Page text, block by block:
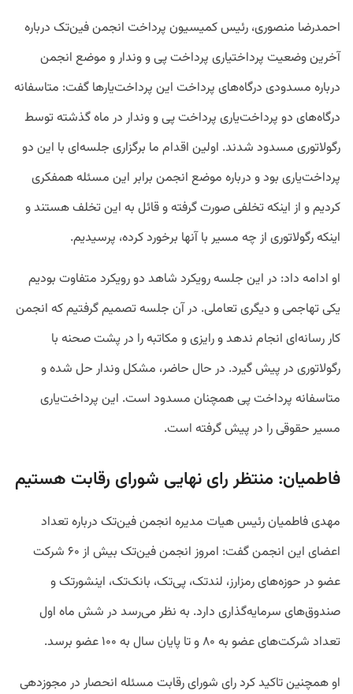
احمدرضا منصوری، رئیس کمیسیون پرداخت انجمن فین‌تک درباره
آخرین وضعیت پرداختیاری پرداخت پی و وندار و موضع انجمن
درباره مسدودی درگاه‌های پرداخت این پرداخت‌یارها گفت: متاسفانه
درگاه‌های دو پرداخت‌یاری پرداخت پی و وندار در ماه گذشته توسط
رگولاتوری مسدود شدند. اولین اقدام ما برگزاری جلسه‌ای با این دو
پرداخت‌یاری بود و درباره موضع انجمن برابر این مسئله همفکری
کردیم و از اینکه تخلفی صورت گرفته و قائل به این تخلف هستند و
اینکه رگولاتوری از چه مسیر با آنها برخورد کرده، پرسیدیم.
او ادامه داد: در این جلسه رویکرد شاهد دو رویکرد متفاوت بودیم
یکی تهاجمی و دیگری تعاملی. در آن جلسه تصمیم گرفتیم که انجمن
کار رسانه‌ای انجام ندهد و رایزی و مکاتبه را در پشت صحنه با
رگولاتوری در پیش گیرد. در حال حاضر، مشکل وندار حل شده و
متاسفانه پرداخت پی همچنان مسدود است. این پرداخت‌یاری
مسیر حقوقی را در پیش گرفته است.
فاطمیان: منتظر رای نهایی شورای رقابت هستیم
مهدی فاطمیان رئیس هیات مدیره انجمن فین‌تک درباره تعداد
اعضای این انجمن گفت: امروز انجمن فین‌تک بیش از ۶۰ شرکت
عضو در حوزه‌های رمزارز، لندتک، پی‌تک، بانک‌تک، اینشورتک و
صندوق‌های سرمایه‌گذاری دارد. به نظر می‌رسد در شش ماه اول
تعداد شرکت‌های عضو به ۸۰ و تا پایان سال به ۱۰۰ عضو برسد.
او همچنین تاکید کرد رای شورای رقابت مسئله انحصار در مجوزدهی